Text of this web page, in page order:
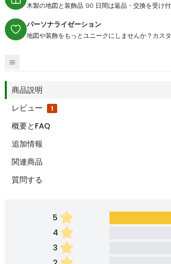
木製の地図と装飾品 90 日間は返品・交換を受け付
パーソナライゼーション
地図や装飾をもっとユニークにしませんか？カス
商品説明
レビュー
1
概要とFAQ
追加情報
関連商品
質問する
5
4
3